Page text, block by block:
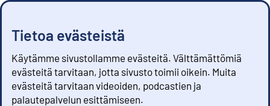
Tietoa evästeistä
Käytämme sivustollamme evästeitä. Välttämättömiä
evästeitä tarvitaan, jotta sivusto toimii oikein. Muita
evästeitä tarvitaan videoiden, podcastien ja
palautepalvelun esittämiseen.